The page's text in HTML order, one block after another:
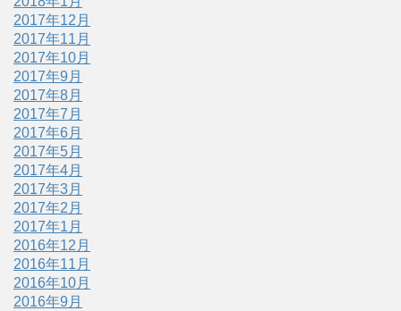
2017年12月
2017年11月
2017年10月
2017年9月
2017年8月
2017年7月
2017年6月
2017年5月
2017年4月
2017年3月
2017年2月
2017年1月
2016年12月
2016年11月
2016年10月
2016年9月